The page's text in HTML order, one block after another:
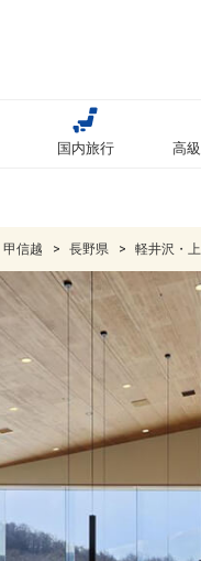
国内旅行 高
甲信越 長野県 軽井沢・